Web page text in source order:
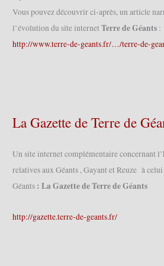
Vous pouvez découvrir ci-après, un article
l’évolution du site internet Terre de Géants :
http://www.terre-de-geants.fr/…/terre-de-
La Gazette de Terre de
Un site internet complémentaire concernant
relatives aux Géants , Gayant et Reuze à
Géants : La Gazette de Terre de Géants
http://gazette.terre-de-geants.fr/